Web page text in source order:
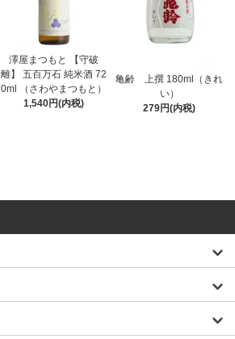
澤屋まつもと 【守破
離】 五百万石 純米酒 72
0ml （さわやまつもと）
1,540円(内税)
亀齢 上撰 180ml（きれ
い）
279円(内税)